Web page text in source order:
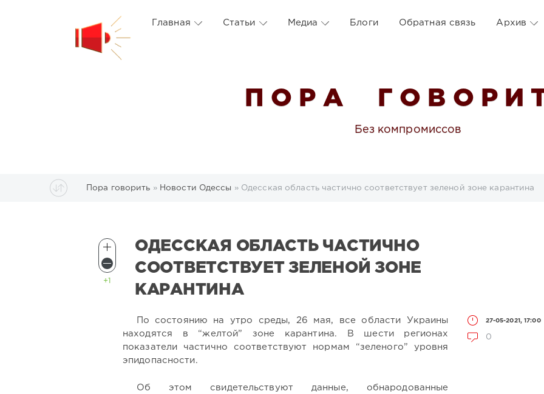
Главная Статьи Медиа Блоги Обратная связь Архив
П О Р А Г О В О Р И
Без компромиссов
Пора говорить » Новости Одессы » Одесская область частично соответствует зеленой зоне карантина
ОДЕССКАЯ ОБЛАСТЬ ЧАСТИЧНО
СООТВЕТСТВУЕТ ЗЕЛЕНОЙ ЗОНЕ
КАРАНТИНА
27-05-2021, 17:00
0
+1
По состоянию на утро среды, 26 мая, все области Украины
находятся в “желтой” зоне карантина. В шести регионах
показатели частично соответствуют нормам “зеленого” уровня
эпидопасности.
Об этом свидетельствуют данные, обнародованные